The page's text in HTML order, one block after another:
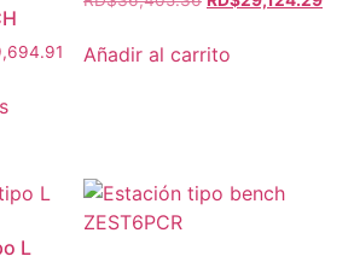
Añadir al carrito
L